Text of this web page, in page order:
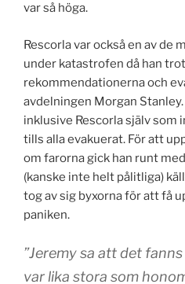
var så höga.
Rescorla var också en av de
under katastrofen då han
rekommendationerna och
avdelningen Morgan
inklusive Rescorla själv som
tills alla evakuerat. För att
om farorna gick han runt
(kanske inte helt pålitliga)
tog av sig byxorna för att få
paniken.
”Jeremy sa att det
var lika stora som